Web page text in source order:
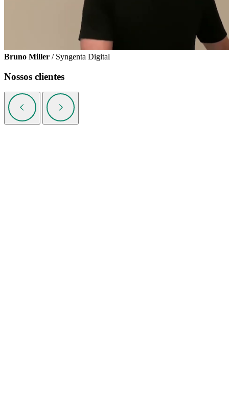
Bruno Miller / Syngenta Digital
Nossos clientes